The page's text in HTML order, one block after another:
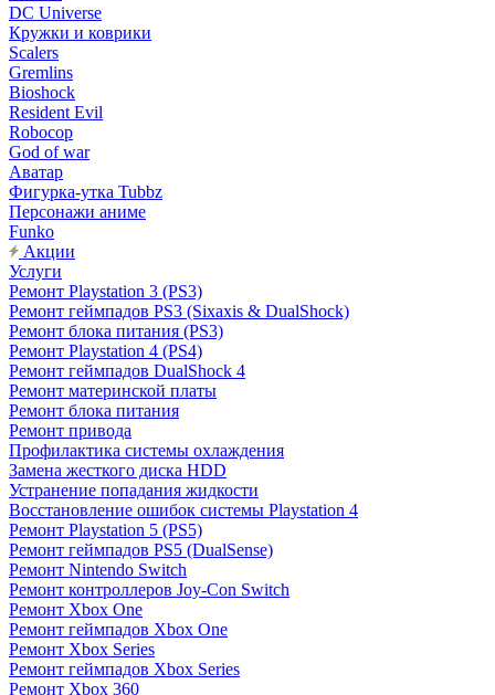
DC Universe
Кружки и коврики
Scalers
Gremlins
Bioshock
Resident Evil
Robocop
God of war
Аватар
Фигурка-утка Tubbz
Персонажи аниме
Funko
Акции
Услуги
Ремонт Playstation 3 (PS3)
Ремонт геймпадов PS3 (Sixaxis & DualShock)
Ремонт блока питания (PS3)
Ремонт Playstation 4 (PS4)
Ремонт геймпадов DualShock 4
Ремонт материнской платы
Ремонт блока питания
Ремонт привода
Профилактика системы охлаждения
Замена жесткого диска HDD
Устранение попадания жидкости
Восстановление ошибок системы Playstation 4
Ремонт Playstation 5 (PS5)
Ремонт геймпадов PS5 (DualSense)
Ремонт Nintendo Switch
Ремонт контроллеров Joy-Con Switch
Ремонт Xbox One
Ремонт геймпадов Xbox One
Ремонт Xbox Series
Ремонт геймпадов Xbox Series
Ремонт Xbox 360